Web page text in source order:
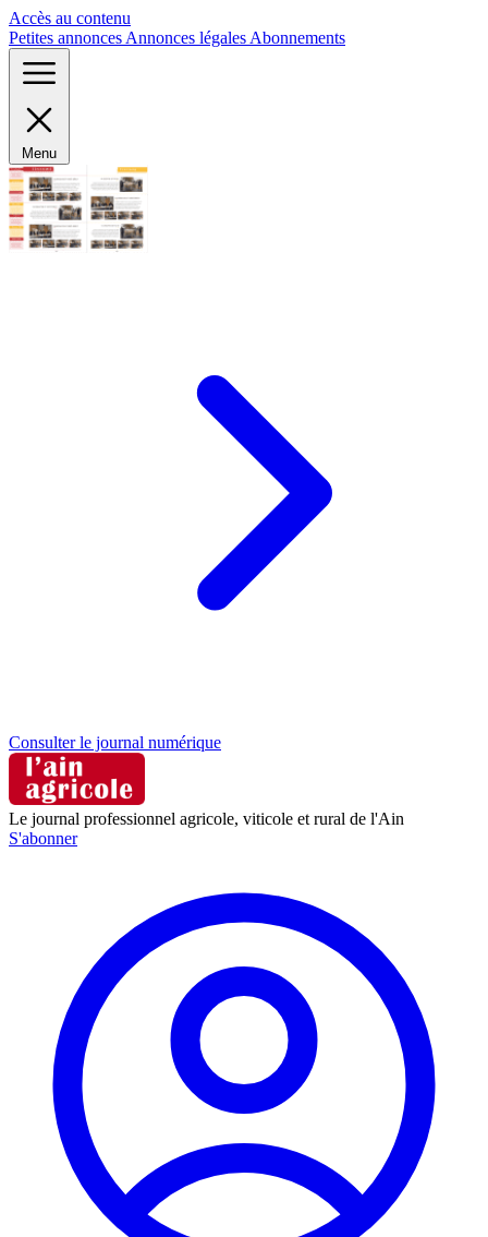
Accès au contenu
Petites annonces Annonces légales Abonnements
Menu
Consulter le journal numérique
Le journal professionnel agricole, viticole et rural de l'Ain
S'abonner
Panneau de gestion des cookies